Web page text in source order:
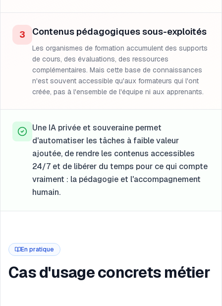
3 Contenus pédagogiques sous-exploités
Les organismes de formation accumulent des supports
de cours, des évaluations, des ressources
complémentaires. Mais cette base de connaissances
n'est souvent accessible qu'aux formateurs qui l'ont
créée, pas à l'ensemble de l'équipe ni aux apprenants.
Une IA privée et souveraine permet
d'automatiser les tâches à faible valeur
ajoutée, de rendre les contenus accessibles
24/7 et de libérer du temps pour ce qui compte
vraiment : la pédagogie et l'accompagnement
humain.
En pratique
Cas d'usage concrets métier